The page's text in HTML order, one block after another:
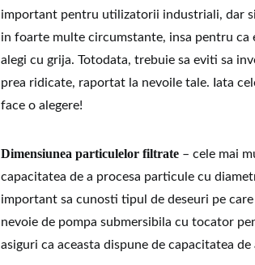
important pentru utilizatorii industriali, dar
in foarte multe circumstante, insa pentru ca
alegi cu grija. Totodata, trebuie sa eviti sa
prea ridicate, raportat la nevoile tale. Iata
face o alegere!
Dimensiunea particulelor filtrate – cele mai
capacitatea de a procesa particule cu
important sa cunosti tipul de deseuri pe
nevoie de pompa submersibila cu tocator
asiguri ca aceasta dispune de capacitatea